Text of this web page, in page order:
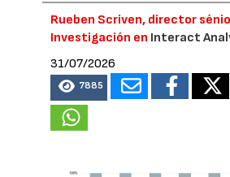
Rueben Scriven, director
Investigación en Interact
31/07/2026
7885